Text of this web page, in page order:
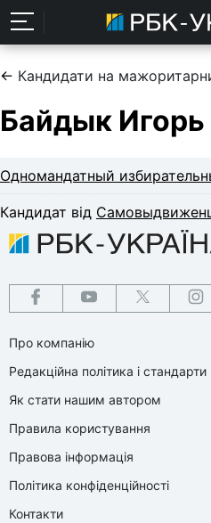
← Кандидати на
Байдык
Одномандатный
Кандидат від
Про компанію
Редакційна політика і стандарти
Як стати нашим автором
Правила користування
Правова інформація
Політика конфіденційності
Контакти